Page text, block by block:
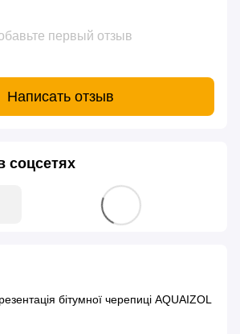
первый отзыв
Написать отзыв
соцсетях
бітумної черепиці AQUAIZOL